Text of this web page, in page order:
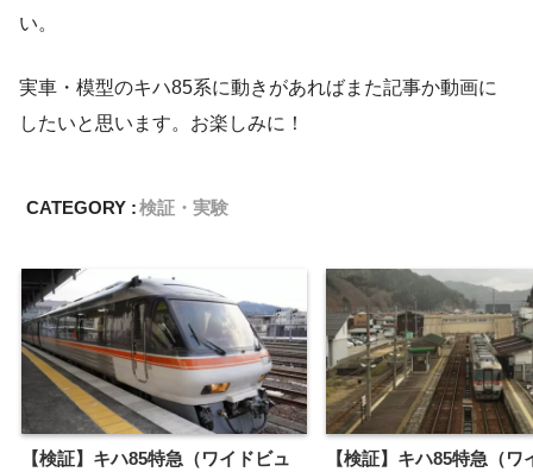
い。
実車・模型のキハ85系に動きがあればまた記事か動画に
したいと思います。お楽しみに！
CATEGORY :検証・実験
【検証】キハ85特急（ワイドビュ
【検証】キハ85特急（ワ